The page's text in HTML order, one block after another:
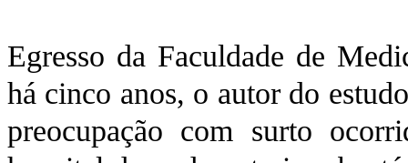
Egresso da Faculdade de
há cinco anos, o autor do
preocupação com surto